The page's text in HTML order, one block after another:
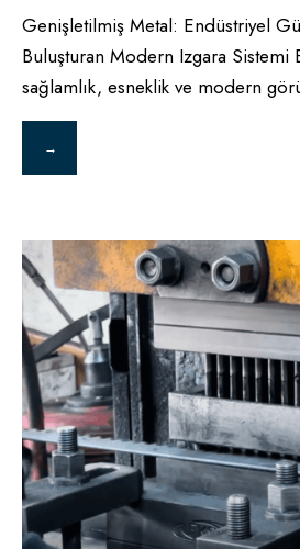
Genişletilmiş Metal: Endüstriyel
Buluşturan Modern Izgara Sistemi
sağlamlık, esneklik ve modern
→